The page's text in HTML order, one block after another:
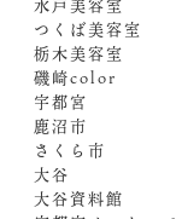
水戸美容室
つくば美容室
栃木美容室
磯崎color
宇都宮
鹿沼市
さくら市
大谷
大谷資料館